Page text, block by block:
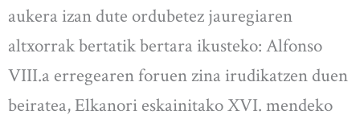
aukera izan dute ordubetez jauregiaren
altxorrak bertatik bertara ikusteko: Alfonso
VIII.a erregearen foruen zina irudikatzen duen
beiratea, Elkanori eskainitako XVI. mendeko